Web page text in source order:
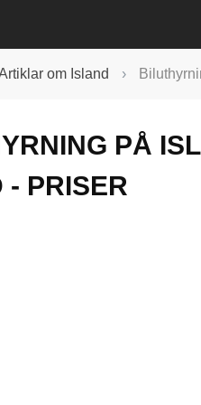
om Island ›
PÅ
- PRISER